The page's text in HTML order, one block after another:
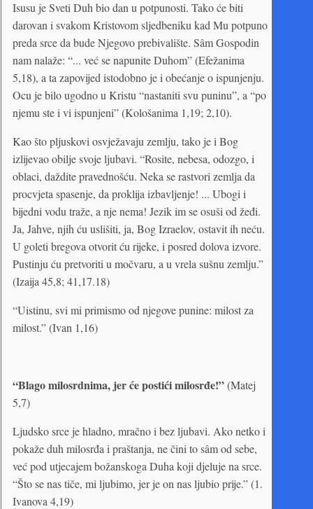
Isusu je Sveti Duh bio dan u potpunosti. Tako će biti
darovan i svakom Kristovom sljedbeniku kad Mu potpuno
preda srce da bude Njegovo prebivalište. Sâm Gospodin
nam nalaže: “... već se napunite Duhom” (Efežanima
5,18), a ta zapovijed istodobno je i obećanje o ispunjenju.
Ocu je bilo ugodno u Kristu “nastaniti svu puninu”, a “po
njemu ste i vi ispunjeni” (Kološanima 1,19; 2,10).
Kao što pljuskovi osvježavaju zemlju, tako je i Bog
izlijevao obilje svoje ljubavi. “Rosite, nebesa, odozgo, i
oblaci, daždite pravednošću. Neka se rastvori zemlja da
procvjeta spasenje, da proklija izbavljenje! ... Ubogi i
bijedni vodu traže, a nje nema! Jezik im se osuši od žeđi.
Ja, Jahve, njih ću uslišiti, ja, Bog Izraelov, ostavit ih neću.
U goleti bregova otvorit ću rijeke, i posred dolova izvore.
Pustinju ću pretvoriti u močvaru, a u vrela sušnu zemlju.”
(Izaija 45,8; 41,17.18)
“Uistinu, svi mi primismo od njegove punine: milost za
milost.” (Ivan 1,16)
“Blago milosrdnima, jer će postići milosrđe!”(Matej
5,7)
Ljudsko srce je hladno, mračno i bez ljubavi. Ako netko i
pokaže duh milosrđa i praštanja, ne čini to sâm od sebe,
već pod utjecajem božanskoga Duha koji djeluje na srce.
“Što se nas tiče, mi ljubimo, jer je on nas ljubio prije.” (1.
Ivanova 4,19)